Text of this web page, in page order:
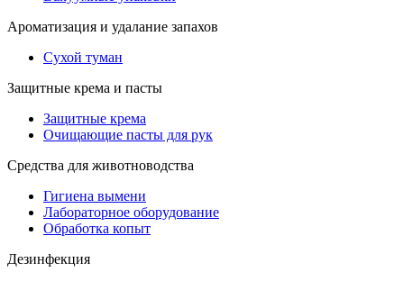
Ароматизация и удалание запахов
Сухой туман
Защитные крема и пасты
Защитные крема
Очищающие пасты для рук
Средства для животноводства
Гигиена вымени
Лабораторное оборудование
Обработка копыт
Дезинфекция